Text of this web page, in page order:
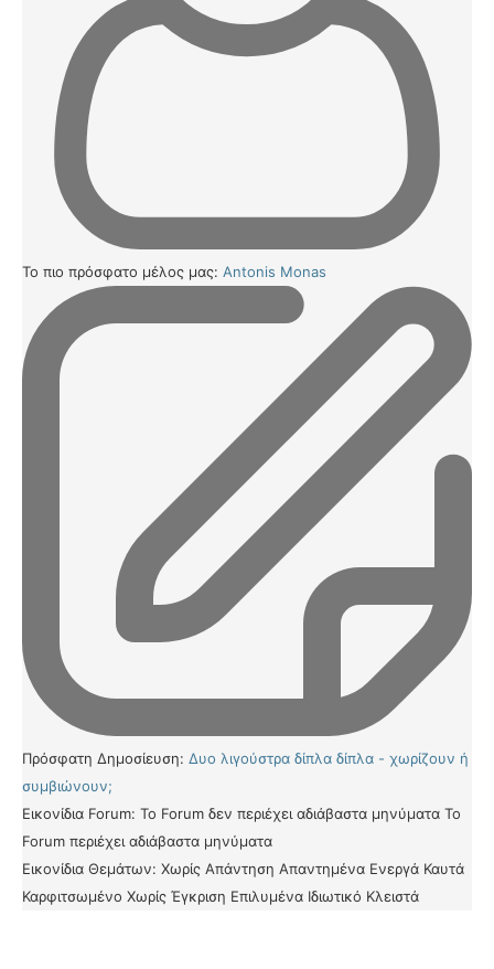
Το πιο πρόσφατο μέλος μας: Antonis Monas
Πρόσφατη Δημοσίευση: Δυο λιγούστρα δίπλα δίπλα - χωρίζουν ή
συμβιώνουν;
Εικονίδια Forum: Το Forum δεν περιέχει αδιάβαστα μηνύματα Το
Forum περιέχει αδιάβαστα μηνύματα
Εικονίδια Θεμάτων: Χωρίς Απάντηση Απαντημένα Ενεργά Καυτά
Καρφιτσωμένο Χωρίς Έγκριση Επιλυμένα Ιδιωτικό Κλειστά